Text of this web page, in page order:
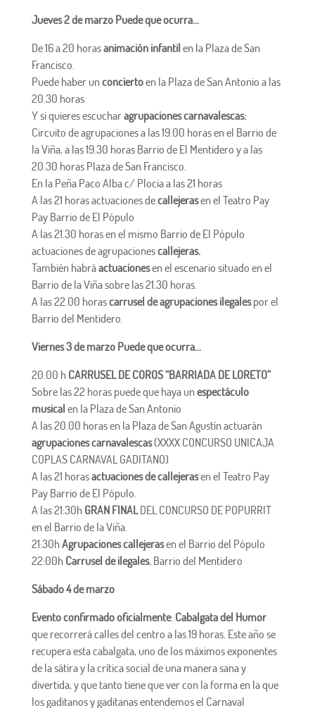
Jueves 2 de marzo Puede que ocurra…
De 16 a 20 horasanimación infantil en la Plaza de San
Francisco.
Puede haber unconciertoen la Plaza de San Antonio a las
20.30 horas
Y si quieres escucharagrupaciones carnavalescas:
Circuito de agrupaciones a las 19.00 horas en el Barrio de
la Viña, a las 19.30 horas Barrio de El Mentidero y a las
20.30 horas Plaza de San Francisco.
En la Peña Paco Alba c/ Plocia a las 21 horas
A las 21 horas actuaciones decallejerasen el Teatro Pay
Pay Barrio de El Pópulo
A las 21.30 horas en el mismo Barrio de El Pópulo
actuaciones de agrupacionescallejeras.
También habráactuacionesen el escenario situado en el
Barrio de la Viña sobre las 21.30 horas.
A las 22.00 horascarrusel de agrupaciones ilegalespor el
Barrio del Mentidero.
Viernes 3 de marzo Puede que ocurra…
20.00 hCARRUSEL DE COROS “BARRIADA DE LORETO”
Sobre las 22 horas puede que haya unespectáculo
musical en la Plaza de San Antonio
A las 20.00 horas en la Plaza de San Agustín actuarán
agrupaciones carnavalescas(XXXX CONCURSO UNICAJA
COPLAS CARNAVAL GADITANO)
A las 21 horasactuaciones de callejerasen el Teatro Pay
Pay Barrio de El Pópulo.
A las 21:30h GRAN FINALDEL CONCURSO DE POPURRIT
en el Barrio de la Viña.
21:30hAgrupaciones callejerasen el Barrio del Pópulo
22:00h Carrusel de ilegales.Barrio del Mentidero
Sábado 4 de marzo
Evento confirmado oficialmente: Cabalgata del Humor
que recorrerá calles del centro a las 19 horas. Este año se
recupera esta cabalgata, uno de los máximos exponentes
de la sátira y la crítica social de una manera sana y
divertida, y que tanto tiene que ver con la forma en la que
los gaditanos y gaditanas entendemos el Carnaval